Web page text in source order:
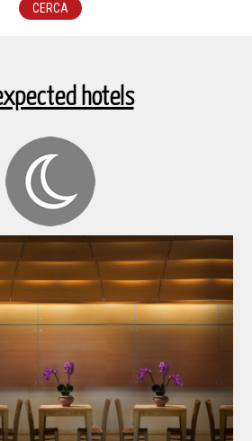
CERCA
hotels